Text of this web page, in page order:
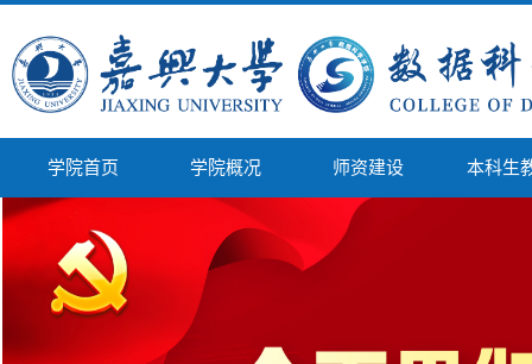
学院首页 学院概况 师资建设 本科生